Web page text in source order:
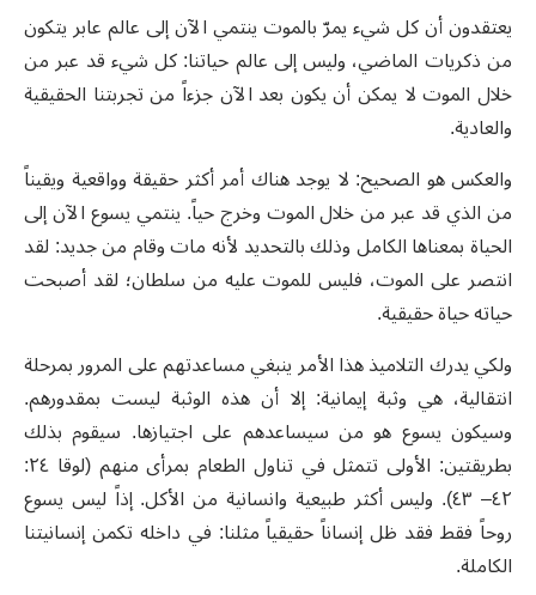
يعتقدون أن كل شيء يمرّ بالموت ينتمي الآن إلى عالم عابر يتكون
من ذكريات الماضي، وليس إلى عالم حياتنا: كل شيء قد عبر من
خلال الموت لا يمكن أن يكون بعد الآن جزءاً من تجربتنا الحقيقية
والعادية.
والعكس هو الصحيح: لا يوجد هناك أمر أكثر حقيقة وواقعية ويقيناً
من الذي قد عبر من خلال الموت وخرج حياً. ينتمي يسوع الآن إلى
الحياة بمعناها الكامل وذلك بالتحديد لأنه مات وقام من جديد: لقد
انتصر على الموت، فليس للموت عليه من سلطان؛ لقد أصبحت
حياته حياة حقيقية.
ولكي يدرك التلاميذ هذا الأمر ينبغي مساعدتهم على المرور بمرحلة
انتقالية، هي وثبة إيمانية: إلا أن هذه الوثبة ليست بمقدورهم.
وسيكون يسوع هو من سيساعدهم على اجتيازها. سيقوم بذلك
بطريقتين: الأولى تتمثل في تناول الطعام بمرأى منهم (لوقا ٢٤:
٤٢– ٤٣). وليس أكثر طبيعية وانسانية من الأكل. إذاً ليس يسوع
روحاً فقط فقد ظل إنساناً حقيقياً مثلنا: في داخله تكمن إنسانيتنا
الكاملة.